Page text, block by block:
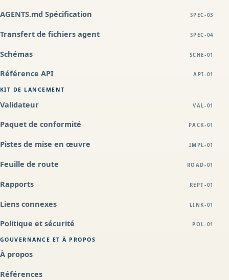
AGENTS.md Spécification SPEC-03
Transfert de fichiers agent SPEC-04
Schémas SCHE-01
Référence API API-01
KIT DE LANCEMENT
Validateur VAL-01
Paquet de conformité PACK-01
Pistes de mise en œuvre IMPL-01
Feuille de route ROAD-01
Rapports REPT-01
Liens connexes LINK-01
Politique et sécurité POL-01
GOUVERNANCE ET À PROPOS
À propos
Références